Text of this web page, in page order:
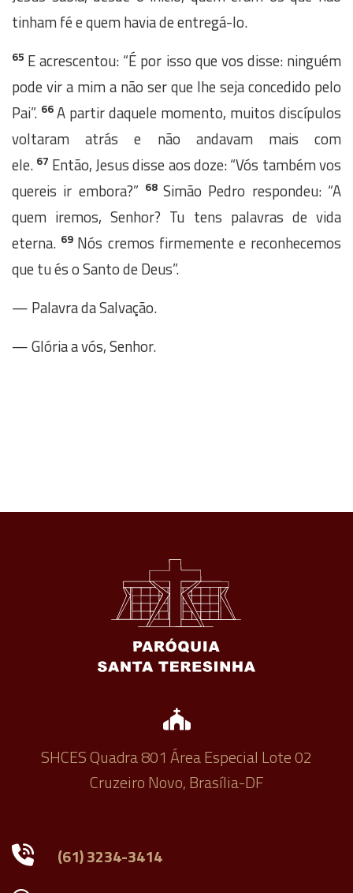
tinham fé e quem havia de entregá-lo.
65 E acrescentou: “É por isso que vos disse: ninguém
pode vir a mim a não ser que lhe seja concedido pelo
Pai”. 66A partir daquele momento, muitos discípulos
voltaram atrás e não andavam mais com
ele. 67 Então, Jesus disse aos doze: “Vós também vos
quereis ir embora?” 68Simão Pedro respondeu: “A
quem iremos, Senhor? Tu tens palavras de vida
eterna. 69 Nós cremos firmemente e reconhecemos
que tu és o Santo de Deus”.
— Palavra da Salvação.
— Glória a vós, Senhor.
SHCES Quadra 801 Área Especial Lote 02
Cruzeiro Novo, Brasília-DF
(61) 3234-3414